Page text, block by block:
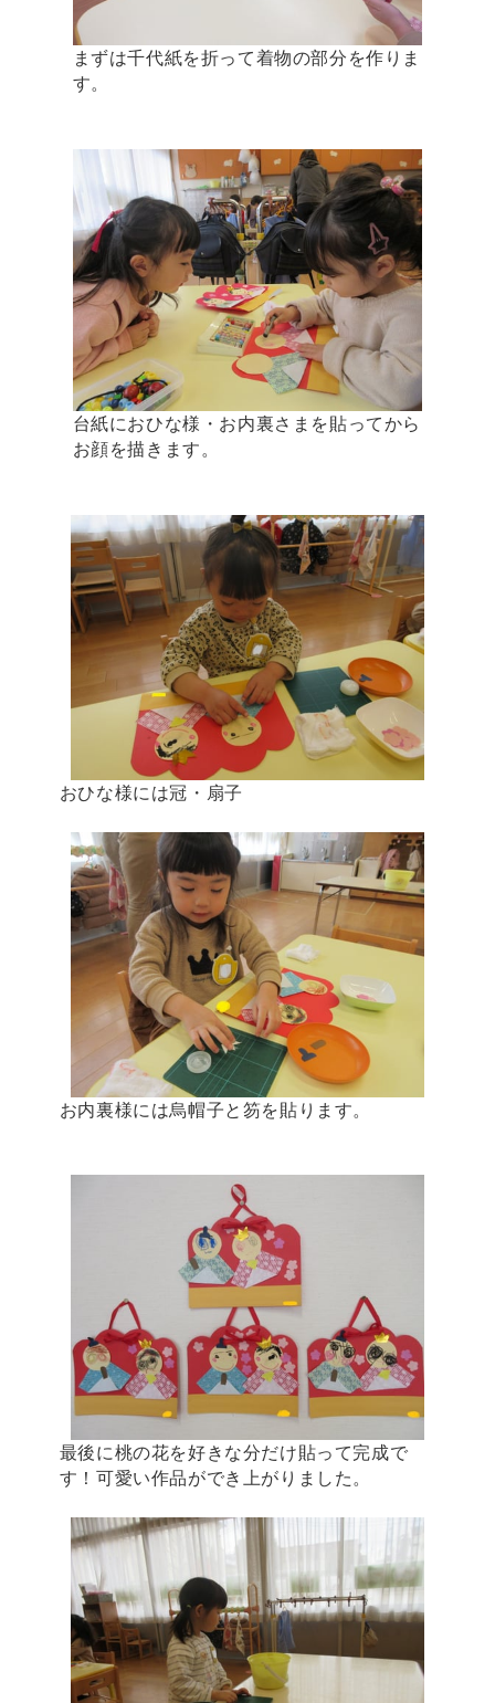
まずは千代紙を折って着物の部分を作りま
す。
台紙におひな様・お内裏さまを貼ってから
お顔を描きます。
おひな様には冠・扇子
お内裏様には烏帽子と笏を貼ります。
最後に桃の花を好きな分だけ貼って完成で
す！可愛い作品ができ上がりました。